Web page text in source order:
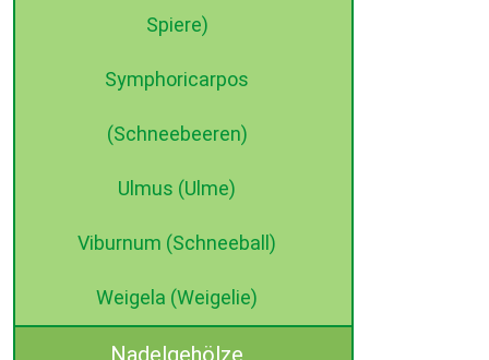
Spiere)
Symphoricarpos
(Schneebeeren)
Ulmus (Ulme)
Viburnum (Schneeball)
Weigela (Weigelie)
Nadelgehölze